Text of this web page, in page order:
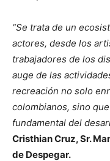
“Se trata de un
actores, desde los
trabajadores de los
auge de las
recreación no solo
colombianos, sino
fundamental del
Cristhian Cruz, Sr.
de Despegar.